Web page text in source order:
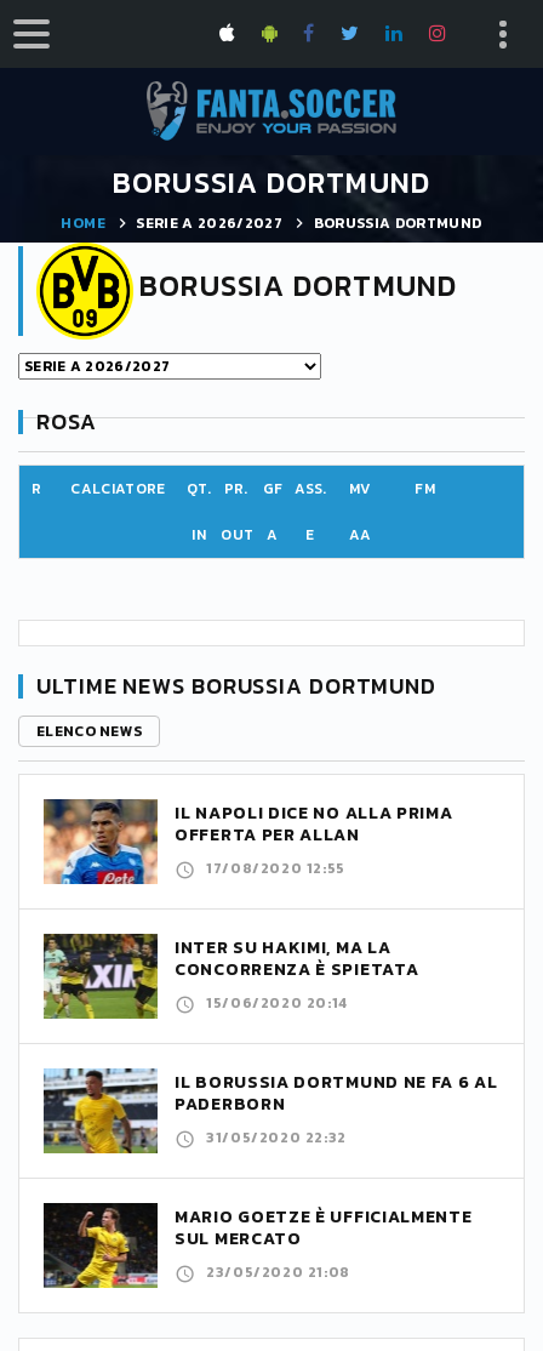
BORUSSIA DORTMUND
HOME SERIE A 2026/2027 BORUSSIA DORTMUND
BORUSSIA DORTMUND
ROSA
R CALCIATORE QT. PR. GF ASS. MV FM
IN OUT A E AA
ULTIME NEWS BORUSSIA DORTMUND
ELENCO NEWS
IL NAPOLI DICE NO ALLA PRIMA
OFFERTA PER ALLAN
17/08/2020 12:55
INTER SU HAKIMI, MA LA
CONCORRENZA È SPIETATA
15/06/2020 20:14
IL BORUSSIA DORTMUND NE FA 6 AL
PADERBORN
31/05/2020 22:32
MARIO GOETZE È UFFICIALMENTE
SUL MERCATO
23/05/2020 21:08